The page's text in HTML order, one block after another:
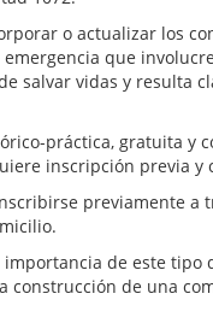
o actualizar los
que
salvar vidas y resulta
práctica, gratuita y
inscripción previa y
previamente a
de este
construcción de una